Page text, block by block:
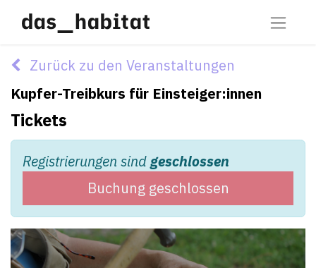
Zurück zu den Veranstaltungen
Kupfer-Treibkurs für Einsteiger:innen
Tickets
Registrierungen sindgeschlossen
Buchung geschlossen